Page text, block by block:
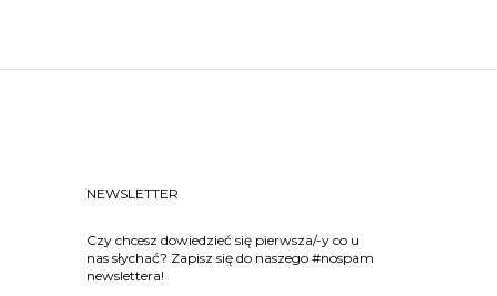
NEWSLETTER
Czy chcesz dowiedzieć się pierwsza/-y co u
nas słychać? Zapisz się do naszego #nospam
newslettera!